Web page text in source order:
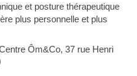
et posture thérapeutique
plus personnelle et plus
Ôm&Co, 37 rue Henri